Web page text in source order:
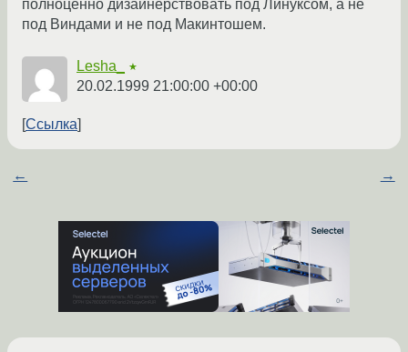
полноценно дизайнерствовать под Линуксом, а не
под Виндами и не под Макинтошем.
Lesha_ ★
20.02.1999 21:00:00 +00:00
Ссылка
← →